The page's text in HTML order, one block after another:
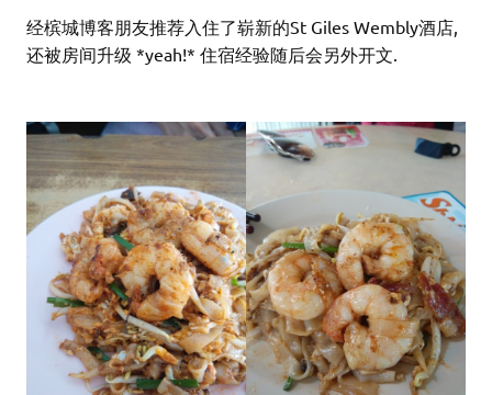
经槟城博客朋友推荐入住了崭新的St Giles Wembly酒店,
还被房间升级 *yeah!* 住宿经验随后会另外开文.